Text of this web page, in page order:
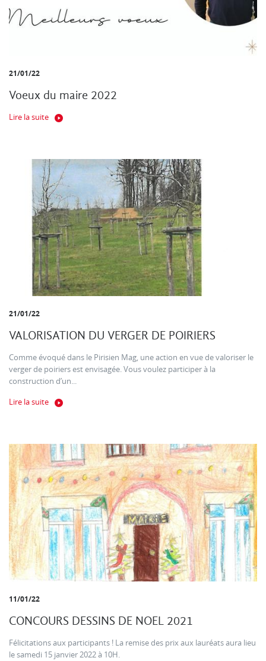
21/01/22
Voeux du maire 2022
Lire la suite
21/01/22
VALORISATION DU VERGER DE POIRIERS
Comme évoqué dans le Pirisien Mag, une action en vue de valoriser le
verger de poiriers est envisagée. Vous voulez participer à la
construction d’un...
Lire la suite
11/01/22
CONCOURS DESSINS DE NOEL 2021
Félicitations aux participants ! La remise des prix aux lauréats aura lieu
le samedi 15 janvier 2022 à 10H.